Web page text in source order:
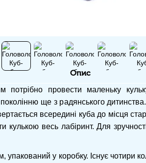
Опис
потрібно провести маленьку
ще з радянського
всередині куба до місця
кулькою весь лабіринт. Для
упакований у коробку. Існує чотири